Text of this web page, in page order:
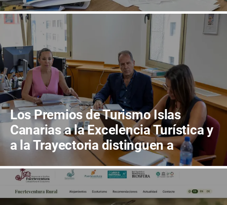
Los Premios de Turismo Islas
Canarias a la Excelencia Turística y
a la Trayectoria distinguen a
Bodegas Conatus y a Carlos Cebriá